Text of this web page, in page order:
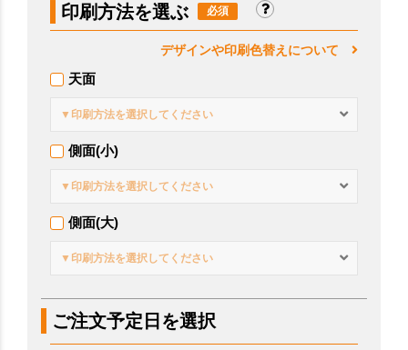
印刷方法を選ぶ
デザインや印刷色替えについて
天面
▼印刷方法を選択してください
側面(小)
▼印刷方法を選択してください
側面(大)
▼印刷方法を選択してください
ご注文予定日を選択